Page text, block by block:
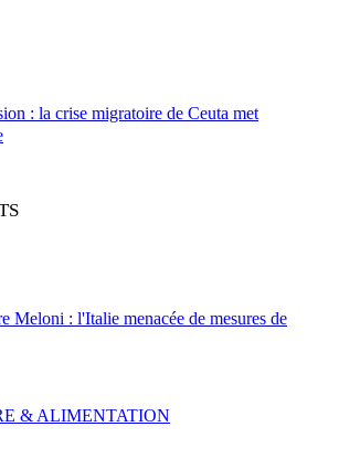
: la crise migratoire de Ceuta met
Meloni : l'Italie menacée de mesures de
& ALIMENTATION